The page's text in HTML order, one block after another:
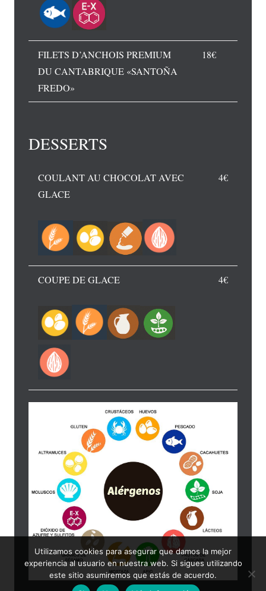
FILETS D’ANCHOIS PREMIUM
DU CANTABRIQUE «SANTOÑA
FREDO»
18€
DESSERTS
COULANT AU CHOCOLAT AVEC
GLACE
4€
COUPE DE GLACE 4€
Utilizamos cookies para asegurar que damos la mejor
experiencia al usuario en nuestra web. Si sigues utilizando
este sitio asumiremos que estás de acuerdo.